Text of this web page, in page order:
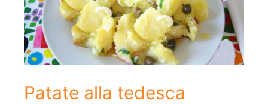
Patate alla tedesca